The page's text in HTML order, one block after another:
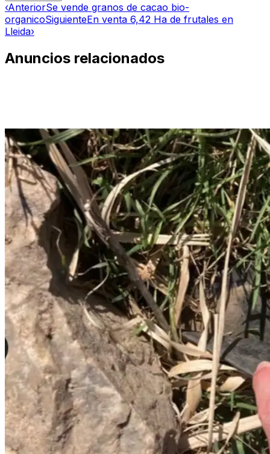
‹AnteriorSe vende granos de cacao bio-
organicoSiguienteEn venta 6,42 Ha de frutales en
Lleida›
Anuncios relacionados